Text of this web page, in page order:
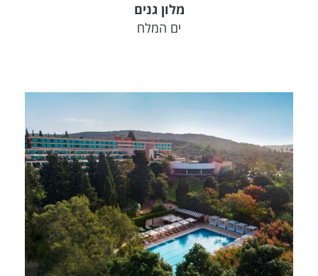
מלון גנים
ים המלח
צפה בפרויקט